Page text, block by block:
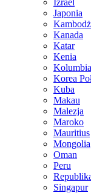
Izrael
Japonia
Kanada
Katar
Kenia
Kolumbia
Korea
Kuba
Makau
Malezja
Maroko
Mauritius
Mongolia
Oman
Peru
Singapur